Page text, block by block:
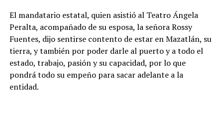
El mandatario estatal, quien asistió al Teatro Ángela
Peralta, acompañado de su esposa, la señora Rossy
Fuentes, dijo sentirse contento de estar en Mazatlán, su
tierra, y también por poder darle al puerto y a todo el
estado, trabajo, pasión y su capacidad, por lo que
pondrá todo su empeño para sacar adelante a la
entidad.